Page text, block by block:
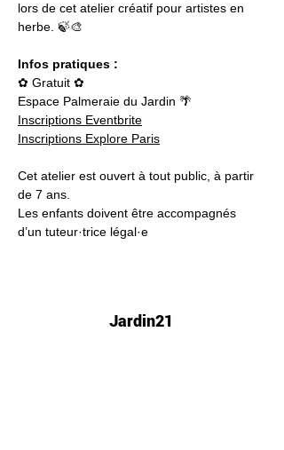
lors de cet atelier créatif pour artistes en
herbe. 🍃🎨
Infos pratiques :
✿ Gratuit ✿
Espace Palmeraie du Jardin 🌴
Inscriptions Eventbrite
Inscriptions Explore Paris
Cet atelier est ouvert à tout public, à partir
de 7 ans.
Les enfants doivent être accompagnés
d’un tuteur·trice légal·e
Jardin21